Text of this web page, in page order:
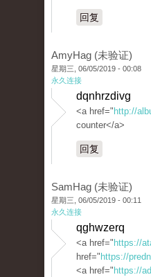
回复
AmyHag (未验证)
星期三, 06/05/2019 - 00:08
永久连接
dqnhrzdivg
<a href=" http://
counter</a>
回复
SamHag (未验证)
星期三, 06/05/2019 - 00:11
永久连接
qghwzerq
<a href=" https://
href=" https://
<a href=" https://